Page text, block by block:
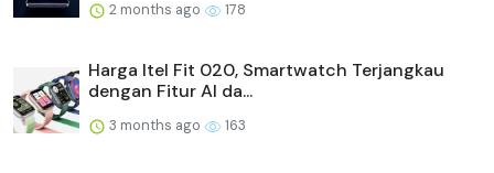
2 months ago 178
Harga Itel Fit 020, Smartwatch Terjangkau
dengan Fitur AI da...
3 months ago 163